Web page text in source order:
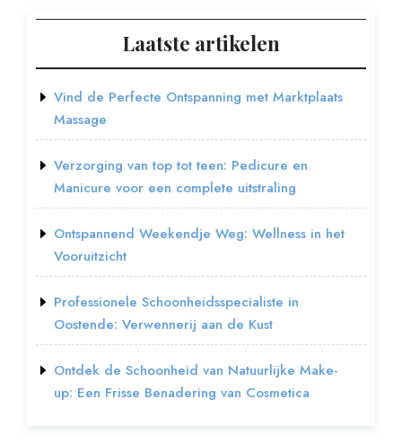
Laatste artikelen
Vind de Perfecte Ontspanning met Marktplaats
Massage
Verzorging van top tot teen: Pedicure en
Manicure voor een complete uitstraling
Ontspannend Weekendje Weg: Wellness in het
Vooruitzicht
Professionele Schoonheidsspecialiste in
Oostende: Verwennerij aan de Kust
Ontdek de Schoonheid van Natuurlijke Make-
up: Een Frisse Benadering van Cosmetica